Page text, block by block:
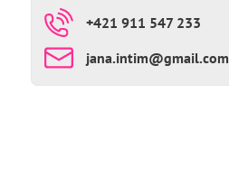
+421 911 547 233
jana​.intim​@gmail​.com